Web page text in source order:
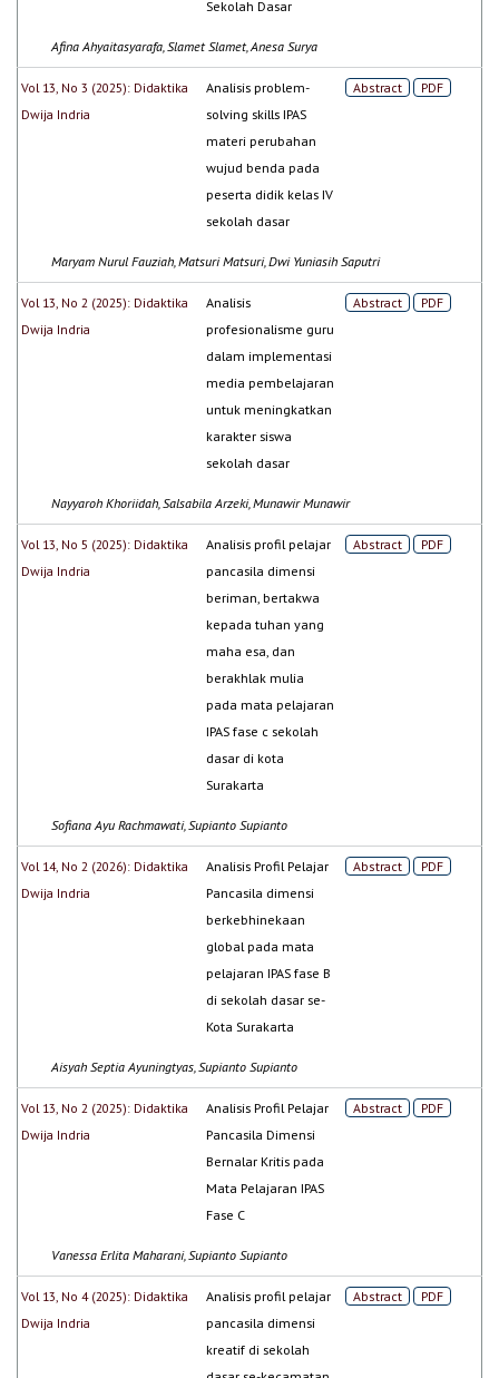
Sekolah Dasar
Afina Ahyaitasyarafa, Slamet Slamet, Anesa Surya
Vol 13, No 3 (2025): Didaktika
Dwija Indria
Analisis problem-
solving skills IPAS
materi perubahan
wujud benda pada
peserta didik kelas IV
sekolah dasar
Abstract PDF
Maryam Nurul Fauziah, Matsuri Matsuri, Dwi Yuniasih Saputri
Vol 13, No 2 (2025): Didaktika
Dwija Indria
Analisis
profesionalisme guru
dalam implementasi
media pembelajaran
untuk meningkatkan
karakter siswa
sekolah dasar
Abstract PDF
Nayyaroh Khoriidah, Salsabila Arzeki, Munawir Munawir
Vol 13, No 5 (2025): Didaktika
Dwija Indria
Analisis profil pelajar
pancasila dimensi
beriman, bertakwa
kepada tuhan yang
maha esa, dan
berakhlak mulia
pada mata pelajaran
IPAS fase c sekolah
dasar di kota
Surakarta
Abstract PDF
Sofiana Ayu Rachmawati, Supianto Supianto
Vol 14, No 2 (2026): Didaktika
Dwija Indria
Analisis Profil Pelajar
Pancasila dimensi
berkebhinekaan
global pada mata
pelajaran IPAS fase B
di sekolah dasar se-
Kota Surakarta
Abstract PDF
Aisyah Septia Ayuningtyas, Supianto Supianto
Vol 13, No 2 (2025): Didaktika
Dwija Indria
Analisis Profil Pelajar
Pancasila Dimensi
Bernalar Kritis pada
Mata Pelajaran IPAS
Fase C
Abstract PDF
Vanessa Erlita Maharani, Supianto Supianto
Vol 13, No 4 (2025): Didaktika
Dwija Indria
Analisis profil pelajar
pancasila dimensi
kreatif di sekolah
Abstract PDF